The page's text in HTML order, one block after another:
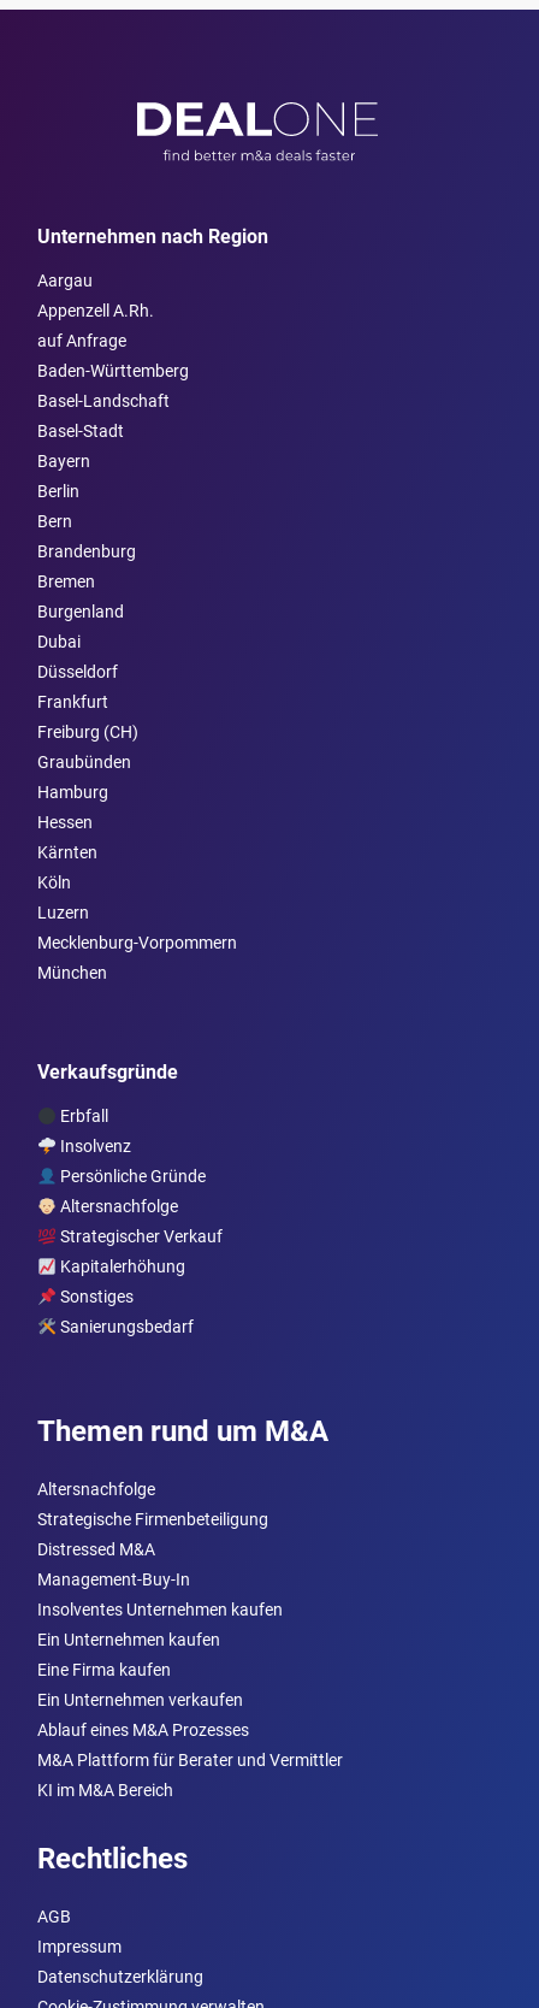
Unternehmen nach Region
Aargau
Appenzell A.Rh.
auf Anfrage
Baden-Württemberg
Basel-Landschaft
Basel-Stadt
Bayern
Berlin
Bern
Brandenburg
Bremen
Burgen­land
Dubai
Düsseldorf
Frankfurt
Freiburg (CH)
Graubünden
Hamburg
Hessen
Kärnten
Köln
Luzern
Mecklenburg-Vorpommern
München
Verkaufsgründe
Erbfall
Insolvenz
Persönliche Gründe
Altersnachfolge
Strategischer Verkauf
Kapitalerhöhung
Sonstiges
Sanierungsbedarf
Themen rund um M&A
Altersnachfolge
Strategische Firmenbeteiligung
Distressed M&A
Management-Buy-In
Insolventes Unternehmen kaufen
Ein Unternehmen kaufen
Eine Firma kaufen
Ein Unternehmen verkaufen
Ablauf eines M&A Prozesses
M&A Plattform für Berater und Vermittler
KI im M&A Bereich
Rechtliches
AGB
Impressum
Datenschutzerklärung